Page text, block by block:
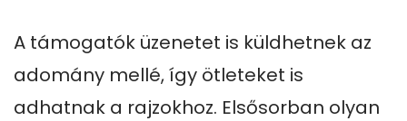
A támogatók üzenetet is küldhetnek az
adomány mellé, így ötleteket is
adhatnak a rajzokhoz. Elsősorban olyan